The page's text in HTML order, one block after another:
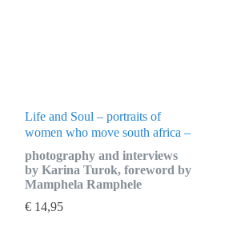
Life and Soul – portraits of
women who move south africa –
photography and interviews
by Karina Turok, foreword by
Mamphela Ramphele
€ 14,95